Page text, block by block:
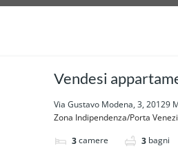
Vendesi
Via Gustavo Modena, 3, 20129
Zona Indipendenza/Porta
3camere 3 bagni